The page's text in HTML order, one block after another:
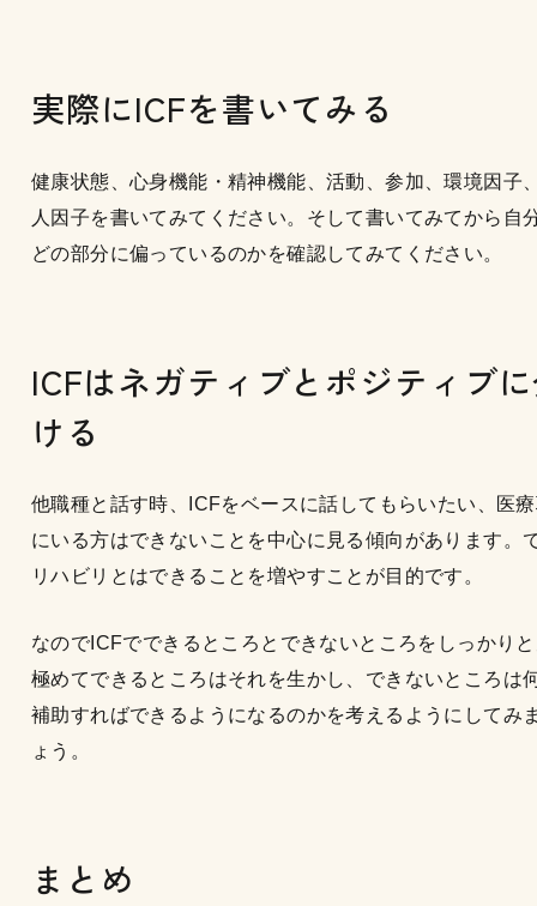
実際にICFを書いてみる
健康状態、心身機能・精神機能、活動、参加、環境因子
人因子を書いてみてください。そして書いてみてから自
どの部分に偏っているのかを確認してみてください。
ICFはネガティブとポジティブ
ける
他職種と話す時、ICFをベースに話してもらいたい、医
にいる方はできないことを中心に見る傾向があります。
リハビリとはできることを増やすことが目的です。
なのでICFでできるところとできないところをしっかり
極めてできるところはそれを生かし、できないところは
補助すればできるようになるのかを考えるようにしてみ
ょう。
まとめ